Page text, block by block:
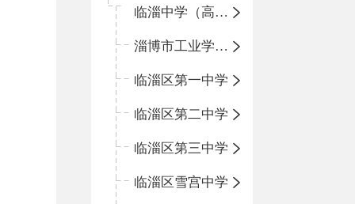
临淄中学（高中）
淄博市工业学校（中职学校）
临淄区第一中学
临淄区第二中学
临淄区第三中学
临淄区雪宫中学